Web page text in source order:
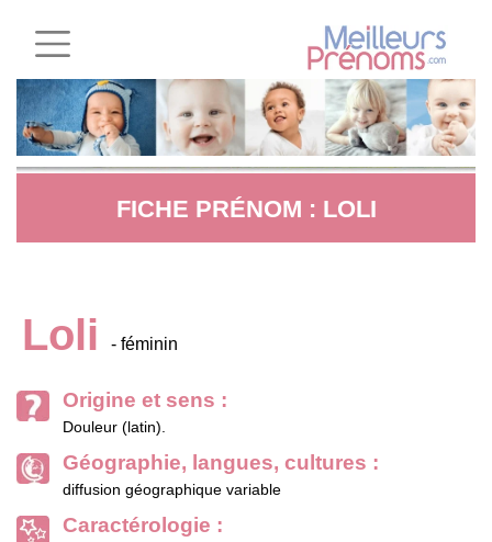
FICHE PRÉNOM : LOLI
Loli - féminin
Origine et sens :
Douleur (latin).
Géographie, langues, cultures :
diffusion géographique variable
Caractérologie :